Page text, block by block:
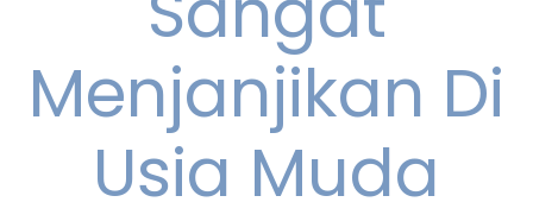
Menjanjikan Di
Usia Muda